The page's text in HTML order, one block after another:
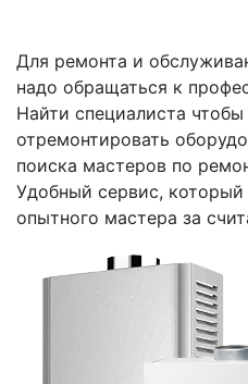
Для ремонта и
надо обращаться к
Найти специалиста
отремонтировать
поиска мастеров по
Удобный сервис, который
опытного мастера за